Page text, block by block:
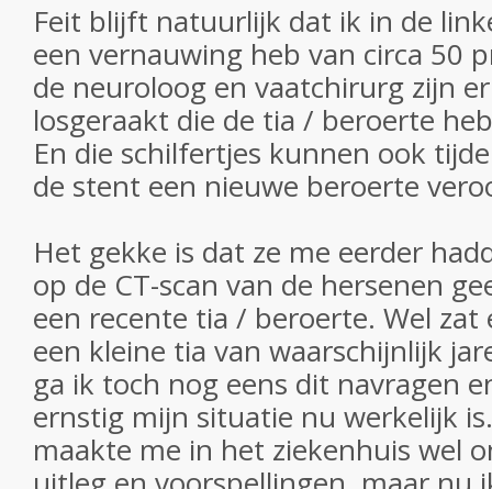
Feit blijft natuurlijk dat ik in de
een vernauwing heb van circa 50
de neuroloog en vaatchirurg zijn
losgeraakt die de tia / beroerte
En die schilfertjes kunnen ook
de stent een nieuwe beroerte
Het gekke is dat ze me eerder
op de CT-scan van de hersenen
een recente tia / beroerte. Wel
een kleine tia van waarschijnlijk
ga ik toch nog eens dit navragen
ernstig mijn situatie nu werkelijk
maakte me in het ziekenhuis wel